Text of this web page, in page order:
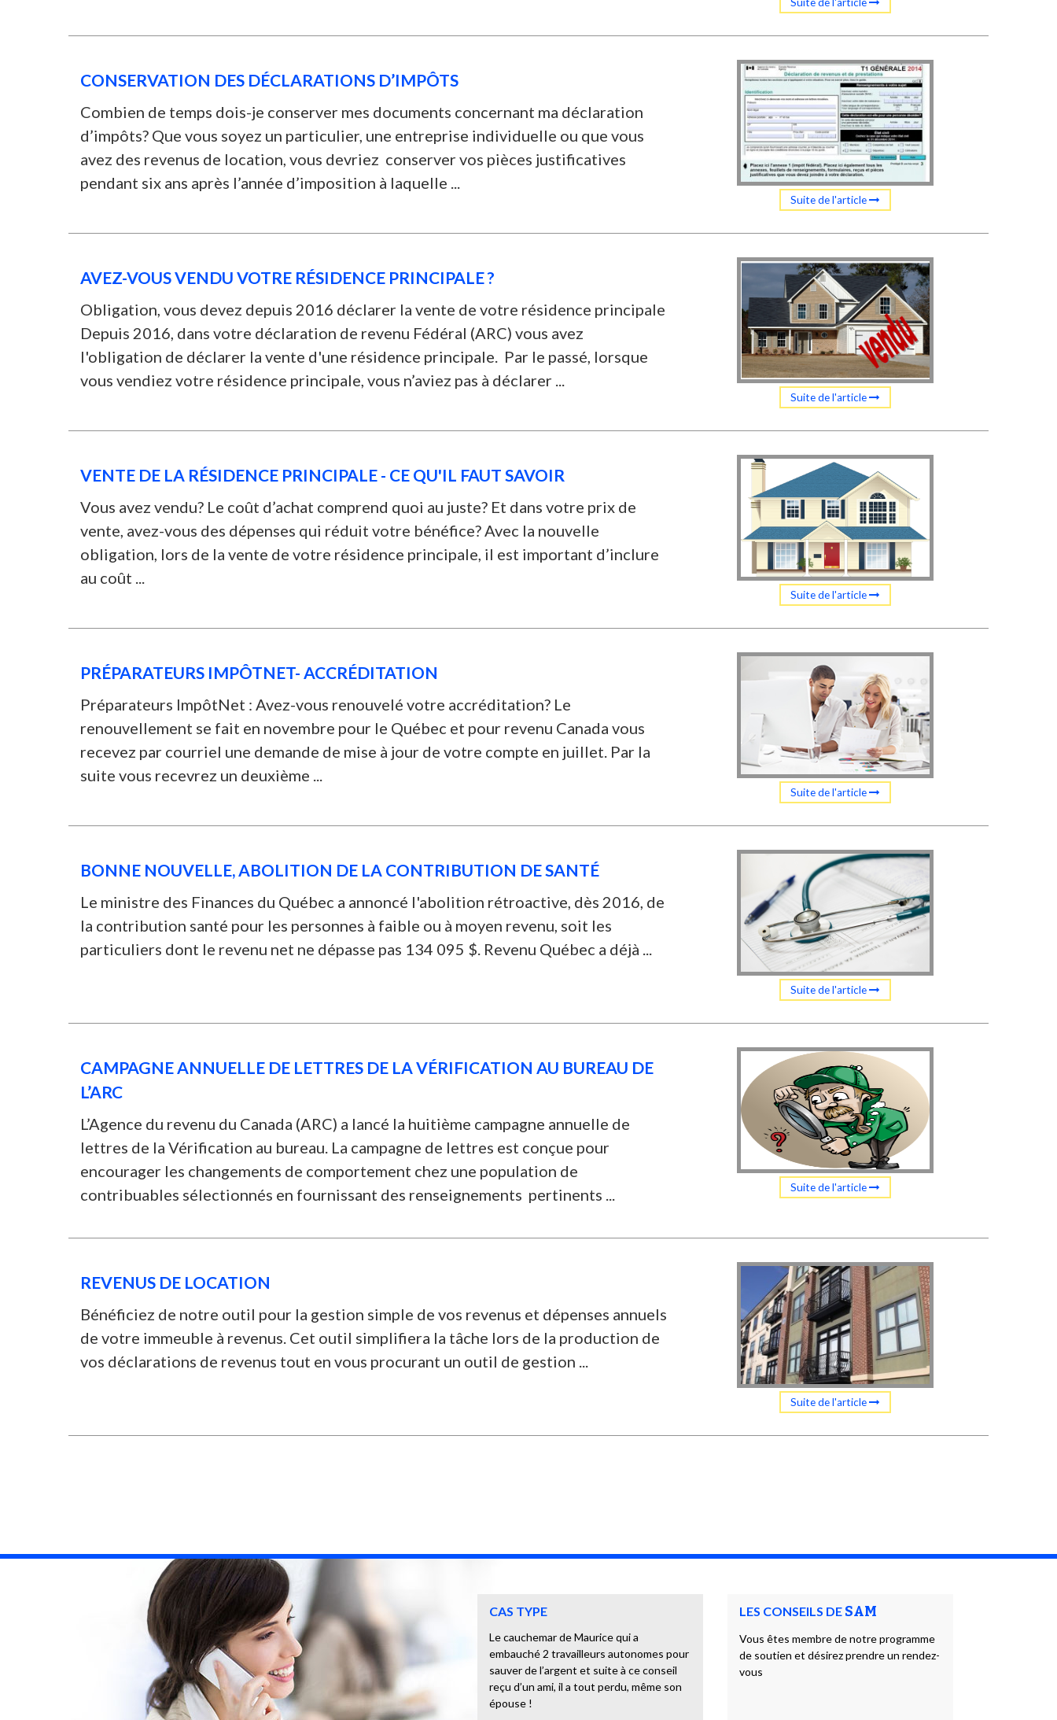
CONSERVATION DES DÉCLARATIONS D’IMPÔTS
Combien de temps dois-je conserver mes documents concernant ma déclaration
d’impôts? Que vous soyez un particulier, une entreprise individuelle ou que vous
avez des revenus de location, vous devriez conserver vos pièces justificatives
pendant six ans après l’année d’imposition à laquelle ...
Suite de l'article
AVEZ-VOUS VENDU VOTRE RÉSIDENCE PRINCIPALE ?
Obligation, vous devez depuis 2016 déclarer la vente de votre résidence principale
Depuis 2016, dans votre déclaration de revenu Fédéral (ARC) vous avez
l'obligation de déclarer la vente d'une résidence principale. Par le passé, lorsque
vous vendiez votre résidence principale, vous n’aviez pas à déclarer ...
Suite de l'article
VENTE DE LA RÉSIDENCE PRINCIPALE - CE QU'IL FAUT SAVOIR
Vous avez vendu? Le coût d’achat comprend quoi au juste? Et dans votre prix de
vente, avez-vous des dépenses qui réduit votre bénéfice? Avec la nouvelle
obligation, lors de la vente de votre résidence principale, il est important d’inclure
au coût ...
Suite de l'article
PRÉPARATEURS IMPÔTNET- ACCRÉDITATION
Préparateurs ImpôtNet : Avez-vous renouvelé votre accréditation? Le
renouvellement se fait en novembre pour le Québec et pour revenu Canada vous
recevez par courriel une demande de mise à jour de votre compte en juillet. Par la
suite vous recevrez un deuxième ...
Suite de l'article
BONNE NOUVELLE, ABOLITION DE LA CONTRIBUTION DE SANTÉ
Le ministre des Finances du Québec a annoncé l'abolition rétroactive, dès 2016, de
la contribution santé pour les personnes à faible ou à moyen revenu, soit les
particuliers dont le revenu net ne dépasse pas 134 095 $. Revenu Québec a déjà ...
Suite de l'article
CAMPAGNE ANNUELLE DE LETTRES DE LA VÉRIFICATION AU BUREAU DE
L’ARC
L’Agence du revenu du Canada (ARC) a lancé la huitième campagne annuelle de
lettres de la Vérification au bureau. La campagne de lettres est conçue pour
encourager les changements de comportement chez une population de
contribuables sélectionnés en fournissant des renseignements pertinents ...
Suite de l'article
REVENUS DE LOCATION
Bénéficiez de notre outil pour la gestion simple de vos revenus et dépenses annuels
de votre immeuble à revenus. Cet outil simplifiera la tâche lors de la production de
vos déclarations de revenus tout en vous procurant un outil de gestion ...
Suite de l'article
CAS TYPE
Le cauchemar de Maurice qui a
embauché 2 travailleurs autonomes pour
sauver de l’argent et suite à ce conseil
reçu d’un ami, il a tout perdu, même son
épouse !
LES CONSEILS DE SAM
Vous êtes membre de notre programme
de soutien et désirez prendre un rendez-
vous